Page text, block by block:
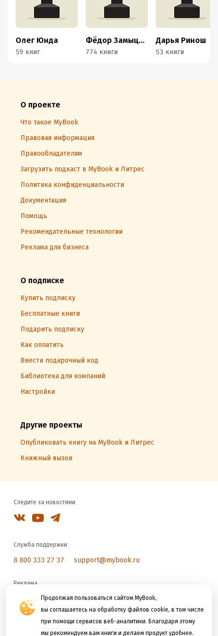
Продолжая пользоваться сайтом MyBook,
вы соглашаетесь на обработку файлов cookie, в том числе
при помощи сервисов веб-аналитики. Благодаря этому
мы рекомендуем вам книги и делаем продукт удобнее.
Олег Юнда
59 книг
Фёдор Замыцкий
774 книги
Дарья Ринош
53 книги
О проекте
Что такое MyBook
Правовая информация
Правообладателям
Загрузить подкаст в MyBook и Литрес
Политика конфиденциальности
Документация
Помощь
Рекомендательные технологии
Реклама для бизнеса
О подписке
Купить подписку
Бесплатные книги
Подарить подписку
Как оплатить
Ввести подарочный код
Библиотека для компаний
Настройки
Другие проекты
Опубликовать книгу на MyBook и Литрес
Книжный вызов
Следите за новостями
Служба поддержки
8 800 333 27 37 support@mybook.ru
Реклама
reklama@litres.ru
Мы принимаем к оплате